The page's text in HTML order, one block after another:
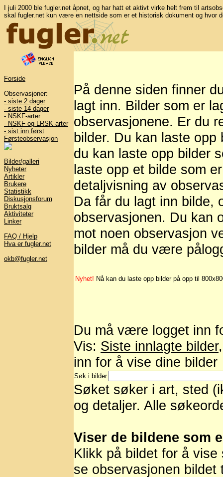
I juli 2000 ble fugler.net åpnet, og har hatt et aktivt virke helt frem til
skal fugler.net kun være en nettside som er et historisk dokument og hvor
Forside
Observasjoner:
- siste 2 dager
- siste 14 dager
- NSKF-arter
- NSKF og LRSK-arter
- sist inn først
Førsteobservasjon
Bilder/galleri
Nyheter
Artikler
Brukere
Statistikk
Diskusjonsforum
Bruktsalg
Aktiviteter
Linker
FAQ / Hjelp
Hva er fugler.net
okb@fugler.net
På denne siden finner
lagt inn. Bilder som er
observasjonene. Er du
bilder. Du kan laste
du kan laste opp bilder
laste opp et bilde som
detaljvisning av
Da får du lagt inn bilde,
observasjonen. Du kan
mot noen observasjon
bilder må du være
Nyhet! Nå kan du laste opp bilder på opp til
Du må være logget inn
Vis: Siste innlagte bilder
inn for å vise dine bilder
Søk i bilder
Søket søker i art, sted
og detaljer. Alle
Viser de bildene som
Klikk på bildet for å
se observasjonen bildet